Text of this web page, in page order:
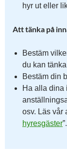
hyr ut eller
Att tänka på
Bestäm
du kan
Bestäm din
Ha alla dina
osv. Läs vår
hyresgäster”.